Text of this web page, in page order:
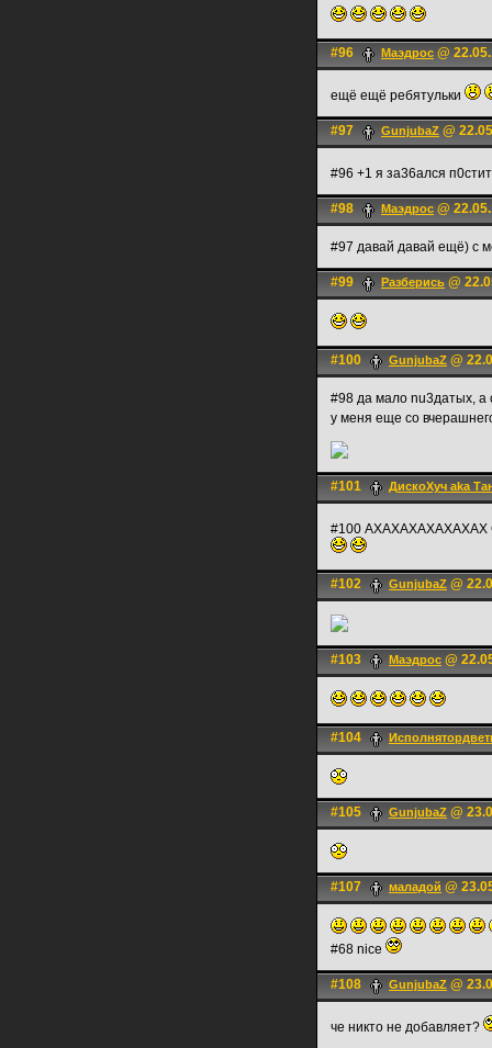
#96 Маэдрос @
ещё ещё ребятульки
#97 GunjubaZ @
#96 +1 я за36ался
#98 Маэдрос @
#97 давай давай ещё) с
#99 Разберись @
#100 GunjubaZ @
#98 да мало nu3датых, а
у меня еще со
#101 ДискоХуч aka
#100
#102 GunjubaZ @
#103 Маэдрос @
#104
#105 GunjubaZ @
#107 маладой @
#68 nice
#108 GunjubaZ @
че никто не добавляет?